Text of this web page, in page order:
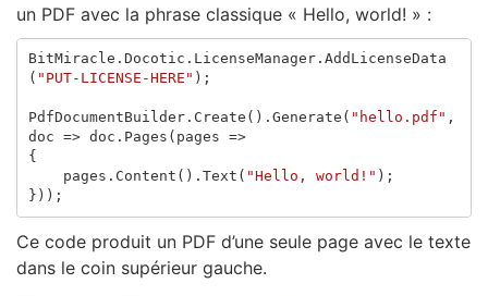
un PDF avec la phrase classique « Hello, world! » :
BitMiracle . Docotic . LicenseManager. AddLicenseData
( "PUT-LICENSE-HERE" );
PdfDocumentBuilder. Create (). Generate ( "hello.pdf" ,
doc => doc . Pages ( pages =>
{
pages . Content (). Text ( "Hello, world!" );
}));
Ce code produit un PDF d’une seule page avec le texte
dans le coin supérieur gauche.